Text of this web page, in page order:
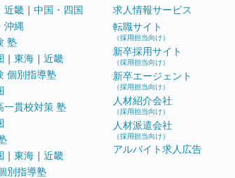
近畿 ｜ 中国・四国
沖縄
塾
｜ 東海 ｜ 近畿
個別指導塾
一貫校対策 塾
｜ 東海 ｜ 近畿
別指導塾
求人情報サービス
転職サイト
（採用担当向け）
新卒採用サイト
（採用担当向け）
新卒エージェント
（採用担当向け）
人材紹介会社
（採用担当向け）
人材派遣会社
（採用担当向け）
アルバイト求人広告